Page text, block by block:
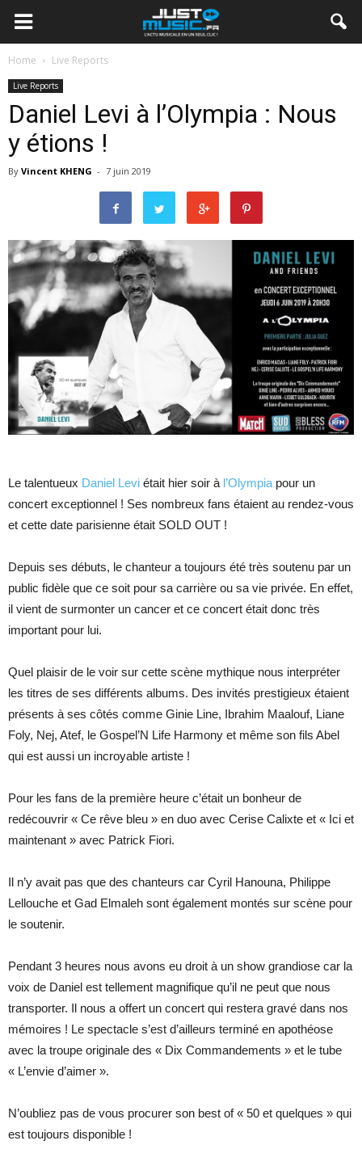
Home Live Reports
Live Reports
Daniel Levi à l’Olympia : Nous
y étions !
By Vincent KHENG - 7 juin 2019
Le talentueux Daniel Levi était hier soir à l’Olympia pour un
concert exceptionnel ! Ses nombreux fans étaient au rendez-vous
et cette date parisienne était SOLD OUT !
Depuis ses débuts, le chanteur a toujours été très soutenu par un
public fidèle que ce soit pour sa carrière ou sa vie privée. En effet,
il vient de surmonter un cancer et ce concert était donc très
important pour lui.
Quel plaisir de le voir sur cette scène mythique nous interpréter
les titres de ses différents albums. Des invités prestigieux étaient
présents à ses côtés comme Ginie Line, Ibrahim Maalouf, Liane
Foly, Nej, Atef, le Gospel’N Life Harmony et même son fils Abel
qui est aussi un incroyable artiste !
Pour les fans de la première heure c’était un bonheur de
redécouvrir « Ce rêve bleu » en duo avec Cerise Calixte et « Ici et
maintenant » avec Patrick Fiori.
Il n’y avait pas que des chanteurs car Cyril Hanouna, Philippe
Lellouche et Gad Elmaleh sont également montés sur scène pour
le soutenir.
Pendant 3 heures nous avons eu droit à un show grandiose car la
voix de Daniel est tellement magnifique qu’il ne peut que nous
transporter. Il nous a offert un concert qui restera gravé dans nos
mémoires ! Le spectacle s’est d’ailleurs terminé en apothéose
avec la troupe originale des « Dix Commandements » et le tube
« L’envie d’aimer ».
N’oubliez pas de vous procurer son best of « 50 et quelques » qui
est toujours disponible !